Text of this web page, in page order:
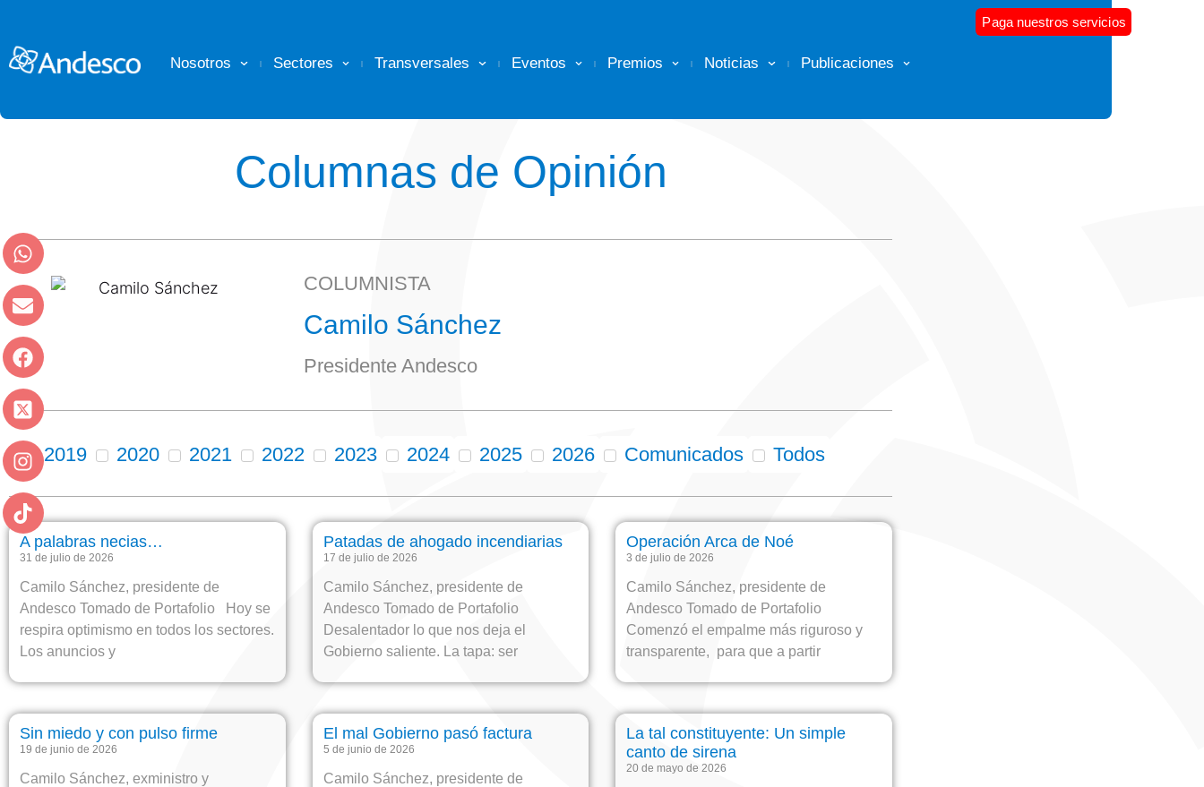
Nosotros Sectores Transversales Eventos Premios Noticias Publicaciones
Paga nuestros servicios
Columnas de Opinión
COLUMNISTA
Camilo Sánchez
Presidente Andesco
2019 2020 2021 2022 2023 2024 2025 2026 Comunicados Todos
A palabras necias…
31 de julio de 2026
Camilo Sánchez, presidente de
Andesco Tomado de Portafolio Hoy se
respira optimismo en todos los sectores.
Los anuncios y
Patadas de ahogado incendiarias
17 de julio de 2026
Camilo Sánchez, presidente de
Andesco Tomado de Portafolio
Desalentador lo que nos deja el
Gobierno saliente. La tapa: ser
Operación Arca de Noé
3 de julio de 2026
Camilo Sánchez, presidente de
Andesco Tomado de Portafolio
Comenzó el empalme más riguroso y
transparente, para que a partir
Sin miedo y con pulso firme
19 de junio de 2026
Camilo Sánchez, exministro y
El mal Gobierno pasó factura
5 de junio de 2026
Camilo Sánchez, presidente de
La tal constituyente: Un simple
canto de sirena
20 de mayo de 2026